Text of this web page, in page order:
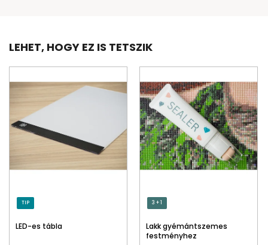
LEHET, HOGY EZ IS TETSZIK
TIP
LED-es tábla
3 + 1
Lakk gyémántszemes
festményhez